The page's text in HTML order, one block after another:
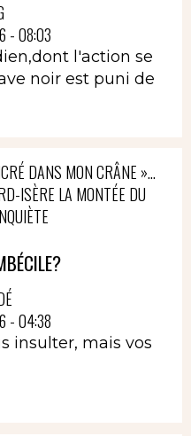
- 08:03
l'action se
noir est puni de
DANS MON CRÂNE »…
ISÈRE LA MONTÉE DU
- 04:38
insulter, mais vos